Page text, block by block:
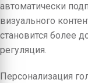
автоматически
визуального
становится более
регуляция.
Персонализация